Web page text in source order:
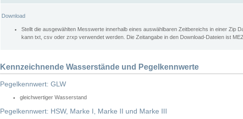
Download
Stellt die ausgewählten Messwerte innerhalb eines auswählbaren Zeitbereichs in einer Zip
kann txt, csv oder zrxp verwendet werden. Die Zeitangabe in den Download-Dateien ist
Kennzeichnende Wasserstände und Pegelkennwerte
Pegelkennwert: GLW
gleichwertiger Wasserstand
Pegelkennwert: HSW, Marke I, Marke II und Marke III